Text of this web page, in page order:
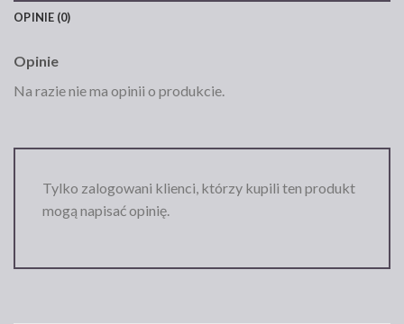
OPINIE (0)
Opinie
Na razie nie ma opinii o produkcie.
Tylko zalogowani klienci, którzy kupili ten produkt
mogą napisać opinię.